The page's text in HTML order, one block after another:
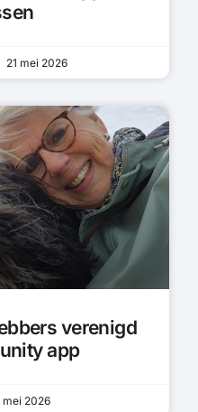
21 mei 2026
verenigd
app
mei 2026